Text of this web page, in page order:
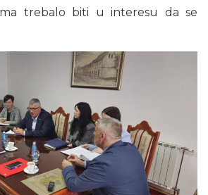
trebalo biti u interesu da se